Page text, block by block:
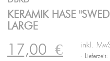
KERAMIK HASE
LARGE
17,00€ inkl.